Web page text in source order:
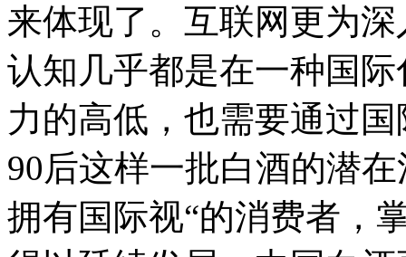
来体现了。互联网更为
认知几乎都是在一种国
力的高低，也需要通过
90后这样一批白酒的潜
拥有国际视“的消费者，